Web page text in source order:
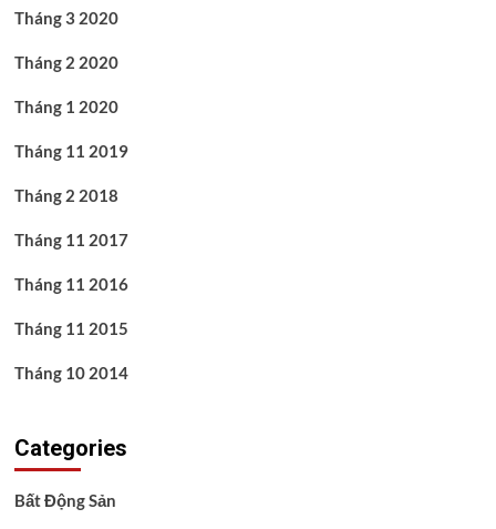
Tháng 3 2020
Tháng 2 2020
Tháng 1 2020
Tháng 11 2019
Tháng 2 2018
Tháng 11 2017
Tháng 11 2016
Tháng 11 2015
Tháng 10 2014
Categories
Bất Động Sản